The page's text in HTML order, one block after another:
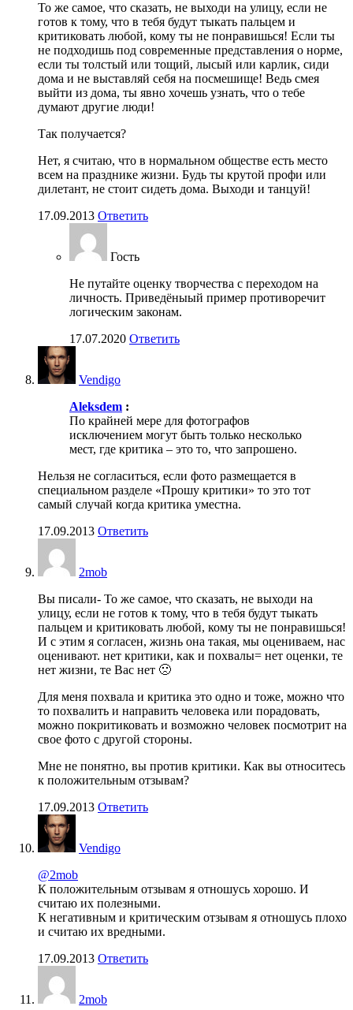
То же самое, что сказать, не выходи на улицу, если не
готов к тому, что в тебя будут тыкать пальцем и
критиковать любой, кому ты не понравишься! Если ты
не подходишь под современные представления о норме,
если ты толстый или тощий, лысый или карлик, сиди
дома и не выставляй себя на посмешище! Ведь смея
выйти из дома, ты явно хочешь узнать, что о тебе
думают другие люди!
Так получается?
Нет, я считаю, что в нормальном обществе есть место
всем на празднике жизни. Будь ты крутой профи или
дилетант, не стоит сидеть дома. Выходи и танцуй!
17.09.2013 Ответить
Гость
Не путайте оценку творчества с переходом на
личность. Приведёныый пример противоречит
логическим законам.
17.07.2020 Ответить
Vendigo
Aleksdem :
По крайней мере для фотографов
исключением могут быть только несколько
мест, где критика – это то, что запрошено.
Нельзя не согласиться, если фото размещается в
специальном разделе «Прошу критики» то это тот
самый случай когда критика уместна.
17.09.2013 Ответить
2mob
Вы писали- То же самое, что сказать, не выходи на
улицу, если не готов к тому, что в тебя будут тыкать
пальцем и критиковать любой, кому ты не понравишься!
И с этим я согласен, жизнь она такая, мы оцениваем, нас
оценивают. нет критики, как и похвалы= нет оценки, те
нет жизни, те Вас нет 🙁
Для меня похвала и критика это одно и тоже, можно что
то похвалить и направить человека или порадовать,
можно покритиковать и возможно человек посмотрит на
свое фото с другой стороны.
Мне не понятно, вы против критики. Как вы относитесь
к положительным отзывам?
17.09.2013 Ответить
Vendigo
@2mob
К положительным отзывам я отношусь хорошо. И
считаю их полезными.
К негативным и критическим отзывам я отношусь плохо
и считаю их вредными.
17.09.2013 Ответить
2mob